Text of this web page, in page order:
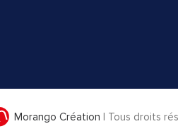
Morango Création | Tous droits